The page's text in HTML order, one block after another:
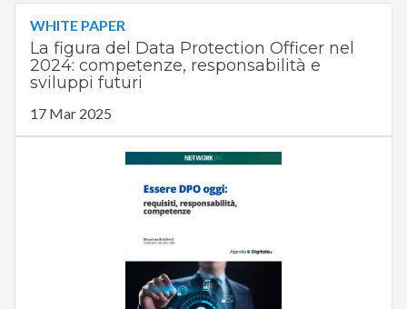
WHITE PAPER
La figura del Data Protection Officer nel
2024: competenze, responsabilità e
sviluppi futuri
17 Mar 2025